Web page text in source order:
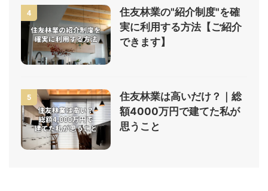
4
住友林業の"紹介制度"を確
実に利用する方法【ご紹介
できます】
5
住友林業は高いだけ？｜総
額4000万円で建てた私が
思うこと